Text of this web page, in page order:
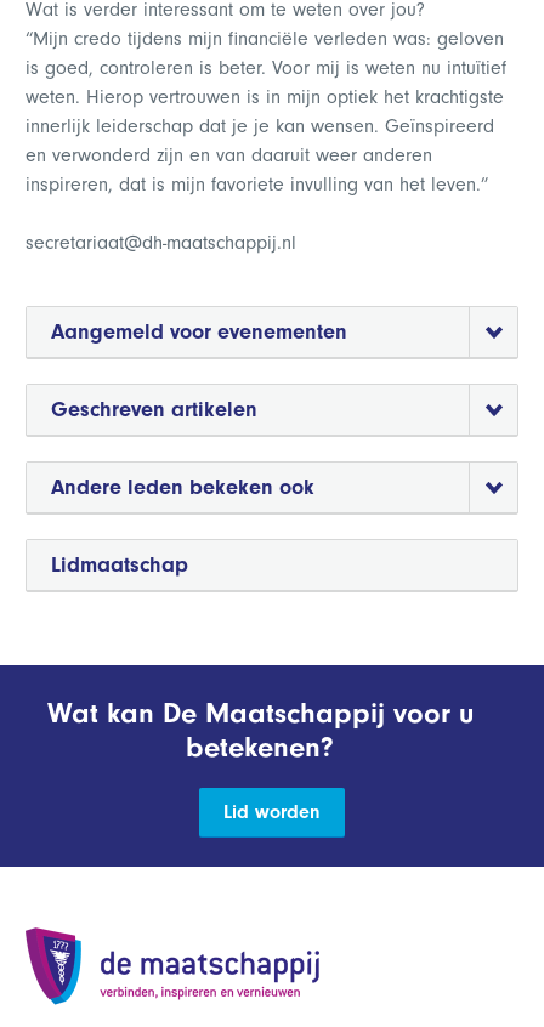
Lidmaatschap
Wat is verder interessant om te weten over jou?
“Mijn credo tijdens mijn financiële verleden was: geloven
is goed, controleren is beter. Voor mij is weten nu intuïtief
weten. Hierop vertrouwen is in mijn optiek het krachtigste
innerlijk leiderschap dat je je kan wensen. Geïnspireerd
en verwonderd zijn en van daaruit weer anderen
inspireren, dat is mijn favoriete invulling van het leven.”
secretariaat@dh-maatschappij.nl
Aangemeld voor evenementen
Geschreven artikelen
Andere leden bekeken ook
Wat kan De Maatschappij voor u
betekenen?
Lid worden